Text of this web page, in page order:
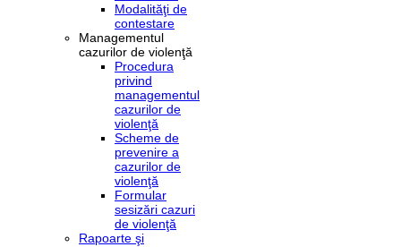
Modalităţi de
contestare
Managementul
cazurilor de violenţă
Procedura
privind
managementul
cazurilor de
violenţă
Scheme de
prevenire a
cazurilor de
violenţă
Formular
sesizări cazuri
de violenţă
Rapoarte şi